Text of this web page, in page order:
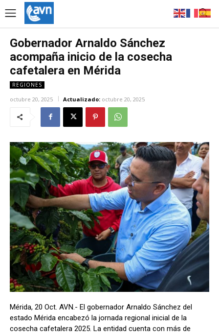
Gobernador Arnaldo Sánchez
acompaña inicio de la cosecha
cafetalera en Mérida
REGIONES
octubre 20, 2025 Actualizado: octubre 20, 2025
Mérida, 20 Oct. AVN.- El gobernador Arnaldo Sánchez del
estado Mérida encabezó la jornada regional inicial de la
cosecha cafetalera 2025. La entidad cuenta con más de